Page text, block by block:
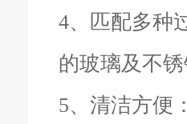
4、匹配多种
的玻璃及不
5、清洁方便